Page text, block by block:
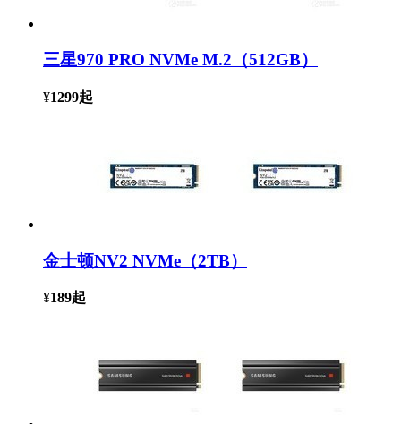
三星970 PRO NVMe M.2（512GB）
¥1299起
金士顿NV2 NVMe（2TB）
¥189起